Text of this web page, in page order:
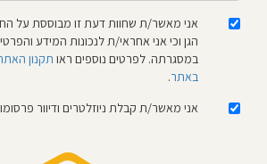
אני מאשר/ת שחוות דעת זו מבוססת על
הגן וכי אני אחראי/ת לנכונות המידע
במסגרתה. לפרטים נוספים ראו תקנון
באתר.
אני מאשר/ת קבלת ניוזלטרים ודיוור